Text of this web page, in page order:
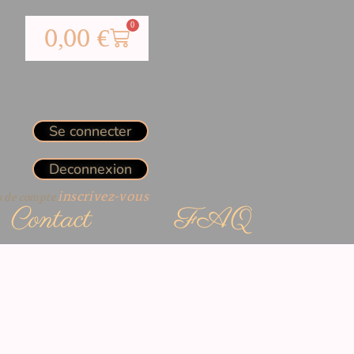
0,00 € 0
Se connecter
Deconnexion
de compteinscrivez-vous
Contact FAQ